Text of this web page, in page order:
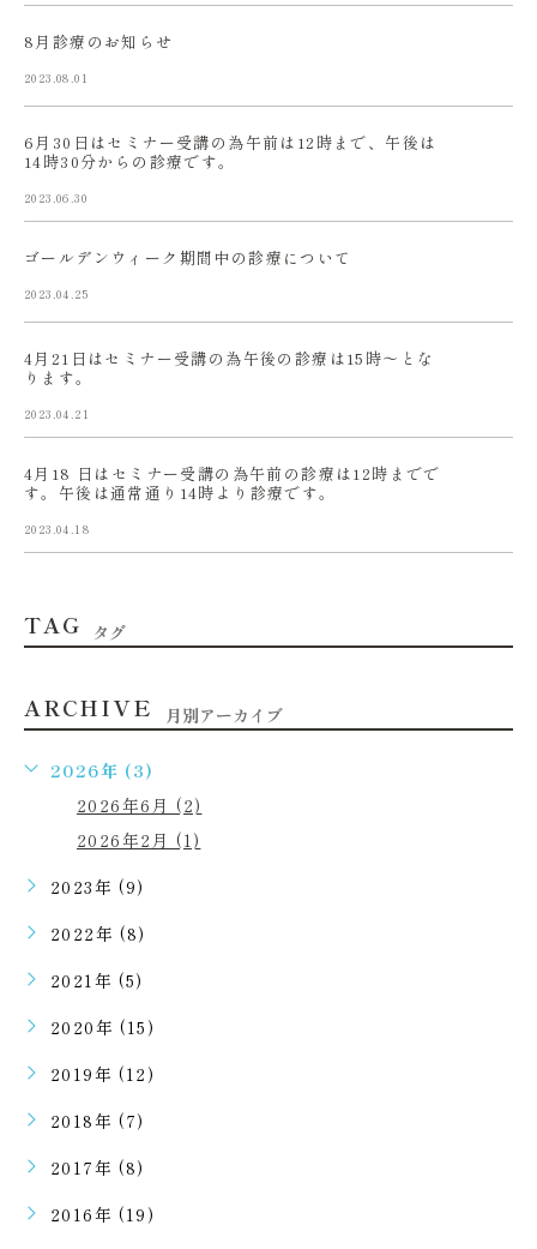
8月診療のお知らせ
2023.08.01
6月30日はセミナー受講の為午前は12時まで、午後は
14時30分からの診療です。
2023.06.30
ゴールデンウィーク期間中の診療について
2023.04.25
4月21日はセミナー受講の為午後の診療は15時〜とな
ります。
2023.04.21
4月18 日はセミナー受講の為午前の診療は12時までで
す。午後は通常通り14時より診療です。
2023.04.18
TAG タグ
ARCHIVE 月別アーカイブ
2026年 (3)
2026年6月 (2)
2026年2月 (1)
2023年 (9)
2022年 (8)
2021年 (5)
2020年 (15)
2019年 (12)
2018年 (7)
2017年 (8)
2016年 (19)